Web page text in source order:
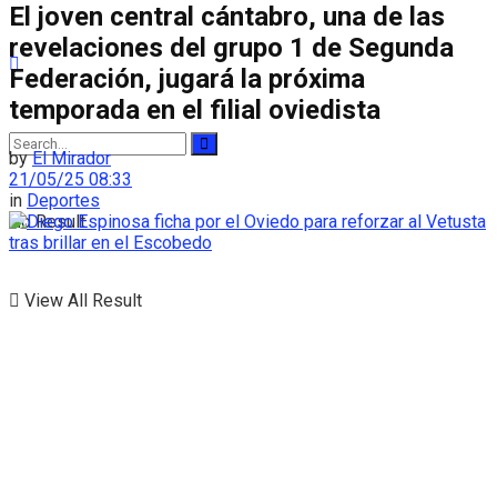
No Result
View All Result
El joven central cántabro, una de las
revelaciones del grupo 1 de Segunda
Federación, jugará la próxima
temporada en el filial oviedista
by El Mirador
21/05/25 08:33
in Deportes